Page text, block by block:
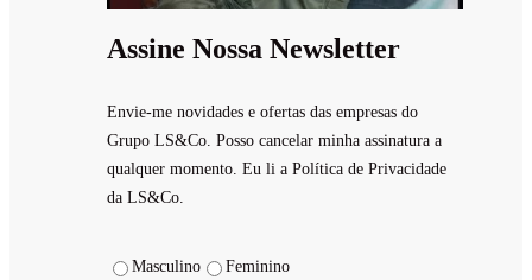
Assine Nossa Newsletter
Envie-me novidades e ofertas das empresas do
Grupo LS&Co. Posso cancelar minha assinatura a
qualquer momento. Eu li a Política de Privacidade
da LS&Co.
Masculino Feminino